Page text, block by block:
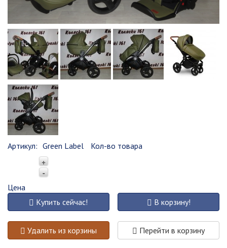
Артикул: Green Label
Кол-во товара
+
-
Цена
В корзину!
Купить сейчас!
Перейти в корзину
Удалить из корзины